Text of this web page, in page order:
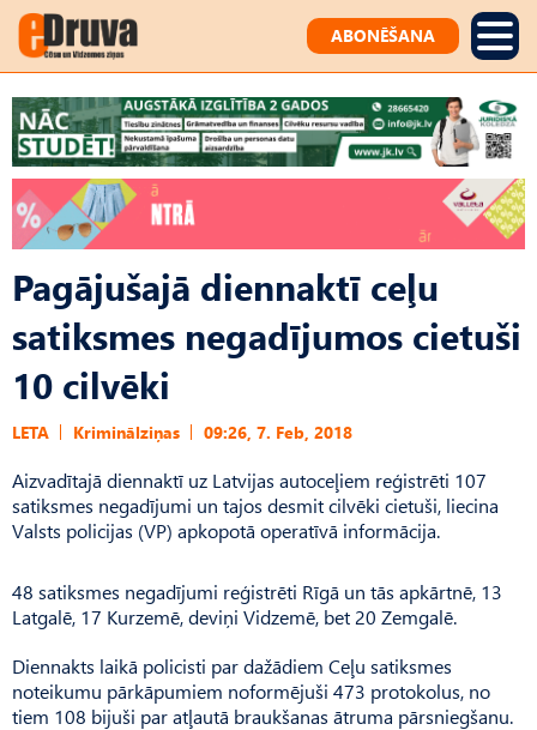
ABONĒŠANA
Pagājušajā diennaktī ceļu
satiksmes negadījumos cietuši
10 cilvēki
LETA Kriminālziņas 09:26, 7. Feb, 2018
Aizvadītajā diennaktī uz Latvijas autoceļiem reģistrēti 107
satiksmes negadījumi un tajos desmit cilvēki cietuši, liecina
Valsts policijas (VP) apkopotā operatīvā informācija.
48 satiksmes negadījumi reģistrēti Rīgā un tās apkārtnē, 13
Latgalē, 17 Kurzemē, deviņi Vidzemē, bet 20 Zemgalē.
Diennakts laikā policisti par dažādiem Ceļu satiksmes
noteikumu pārkāpumiem noformējuši 473 protokolus, no
tiem 108 bijuši par atļautā braukšanas ātruma pārsniegšanu.